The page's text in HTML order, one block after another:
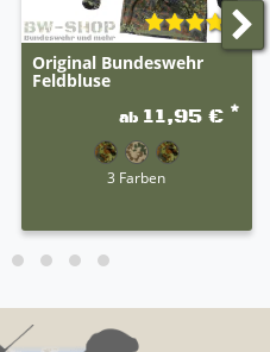
Original Bundeswehr
Feldbluse
ab 11,95 € *
3 Farben